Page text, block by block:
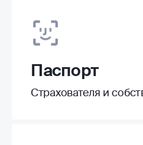
Паспорт
Страхователя и